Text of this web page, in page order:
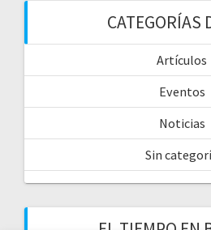
CATEGORÍAS
Artículos
Eventos
Noticias
Sin